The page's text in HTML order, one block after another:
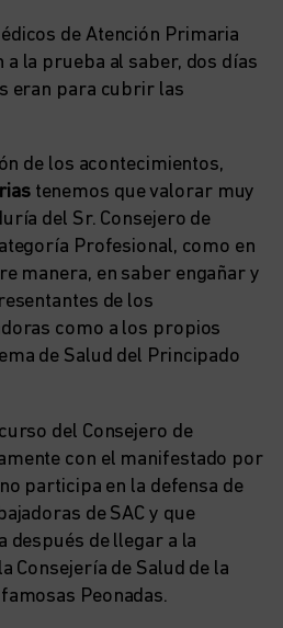
de Atención Primaria
la prueba al saber, dos días
eran para cubrir las
de los acontecimientos,
tenemos que valorar muy
del Sr. Consejero de
Profesional, como en
manera, en saber engañar y
de los
como a los propios
de Salud del Principado
del Consejero de
con el manifestado por
participa en la defensa de
de SAC y que
después de llegar a la
Consejería de Salud de la
Peonadas.